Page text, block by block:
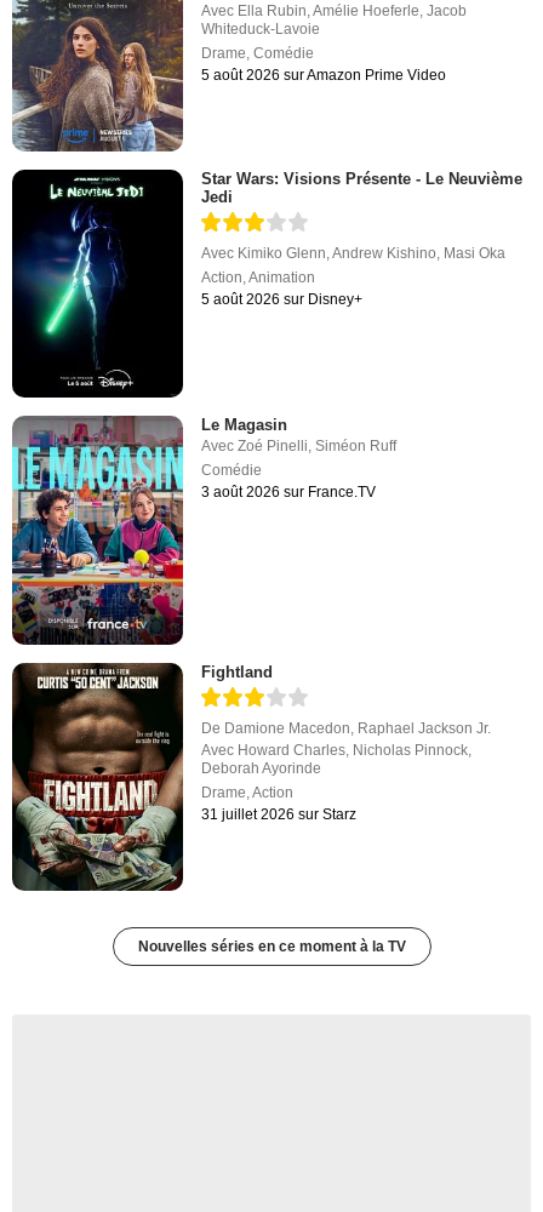
Avec Ella Rubin ,Amélie Hoeferle ,Jacob
Whiteduck-Lavoie
Drame ,Comédie
5 août 2026 sur Amazon Prime Video
Star Wars: Visions Présente - Le Neuvième
Jedi
Avec Kimiko Glenn,Andrew Kishino, Masi Oka
Action,Animation
5 août 2026 sur Disney+
Le Magasin
AvecZoé Pinelli,Siméon Ruff
Comédie
3 août 2026 sur France.TV
Fightland
De Damione Macedon Raphael Jackson Jr.
Avec Howard Charles Nicholas Pinnock
Deborah Ayorinde
Drame ,Action
31 juillet 2026 sur Starz
Nouvelles séries en ce moment à la TV